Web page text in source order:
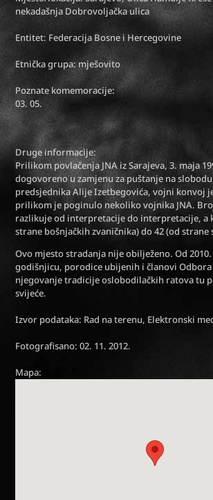
nekadašnja Dobrovoljačka ulica
Entitet: Federacija Bosne i Hercegovine
Etnička grupa: mješovito
Poznate komemoracije:
03. 05.
Druge informacije:
Prilikom povlačenja JNA iz Sarajeva, 3. maja
dogovoreno u zamjenu za puštanje na
predsjednika Alije Izetbegovića, vojni konvoj
prilikom je poginulo nekoliko vojnika JNA.
razlikuje od interpretacije do interpretacije, a
strane bošnjačkih zvaničnika) do 42 (od strane
Ovo mjesto stradanja nije obilježeno. Od
godišnjicu, porodice ubijenih i članovi Odbora
njegovanje tradicije oslobodilačkih ratova tu
svijeće.
Izvor podataka: Rad na terenu, Elektronski
Fotografisano: 02. 11. 2012.
Mapa: